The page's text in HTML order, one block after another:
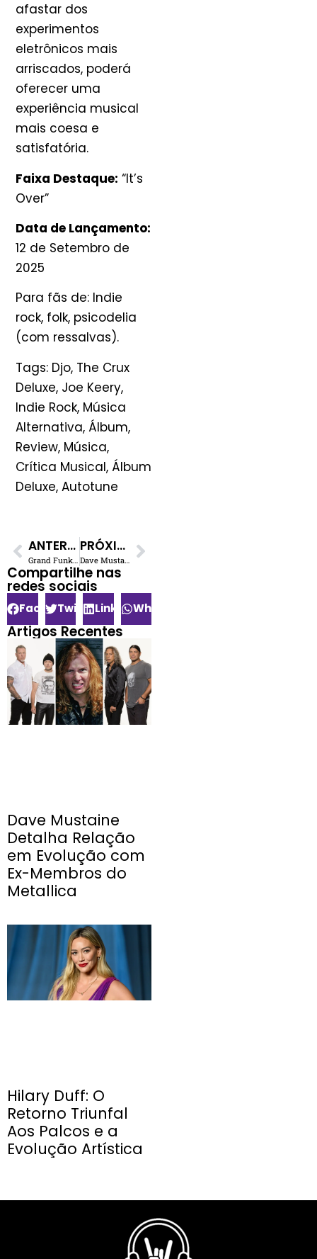
afastar dos
experimentos
eletrônicos mais
arriscados, poderá
oferecer uma
experiência musical
mais coesa e
satisfatória.
Faixa Destaque: “It’s
Over”
Data de Lançamento:
12 de Setembro de
2025
Para fãs de: Indie
rock, folk, psicodelia
(com ressalvas).
Tags: Djo, The Crux
Deluxe, Joe Keery,
Indie Rock, Música
Alternativa, Álbum,
Review, Música,
Crítica Musical, Álbum
Deluxe, Autotune
ANTERIOR
Grand Funk Railroad: A Velocidade do Rock que Superou os Beatles
PRÓXIMO
Dave Mustaine e o Metallica: A Verdade por Trás da Demissão Polêmica
Compartilhe nas
redes sociais​
FacebookTwitterLinkedInWhatsApp
Artigos Recentes
Dave Mustaine
Detalha Relação
em Evolução com
Ex-Membros do
Metallica
Hilary Duff: O
Retorno Triunfal
Aos Palcos e a
Evolução Artística